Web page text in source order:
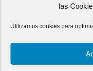
las
Utilizamos cookies para
Avenida